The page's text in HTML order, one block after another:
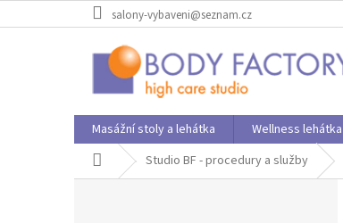
na
salony-vybaveni@seznam.cz
Masážní stoly a lehátka Wellness lehátka
Domů Studio BF - procedury a služby